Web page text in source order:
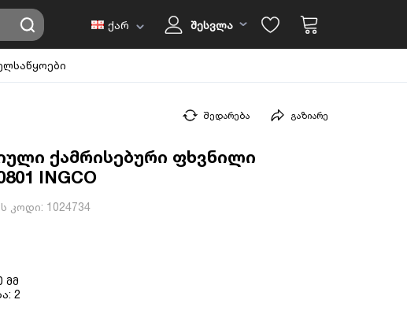
ქარ შესვლა
შედარება გაზიარე
ქამრისებური ფხვნილი
INGCO
კოდი: 1024734
მმ
2